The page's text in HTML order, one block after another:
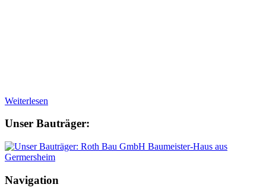
Weiterlesen
Unser Bauträger:
Navigation